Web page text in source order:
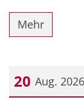
Mehr
20 Aug. 2026